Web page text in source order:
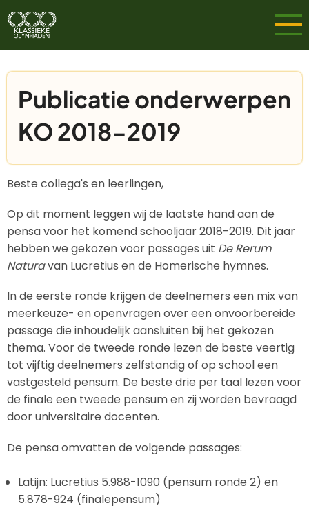
Overslaan
en
naar
inhoud
gaanPublicatie onderwerpen
KO 2018-2019
Beste collega's en leerlingen,
Op dit moment leggen wij de laatste hand aan de
pensa voor het komend schooljaar 2018-2019. Dit jaar
hebben we gekozen voor passages uit De Rerum
Naturavan Lucretius en de Homerische hymnes.
In de eerste ronde krijgen de deelnemers een mix van
meerkeuze- en openvragen over een onvoorbereide
passage die inhoudelijk aansluiten bij het gekozen
thema. Voor de tweede ronde lezen de beste veertig
tot vijftig deelnemers zelfstandig of op school een
vastgesteld pensum. De beste drie per taal lezen voor
de finale een tweede pensum en zij worden bevraagd
door universitaire docenten.
De pensa omvatten de volgende passages:
Latijn: Lucretius 5.988-1090 (pensum ronde 2) en
5.878-924 (finalepensum)